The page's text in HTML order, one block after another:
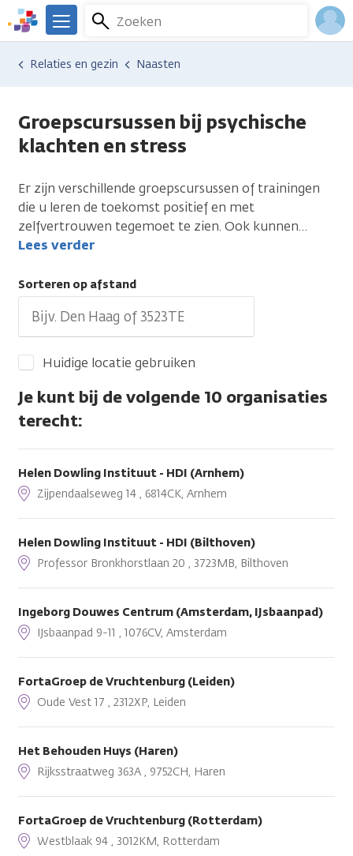
Overslaan
en
naar
We
er
Kanker.nl
Zoeken
Menu
Hulp en ondersteuning
Vind hulp bij kanker
Relaties en gezin Naasten
Groepscursussen bij psychische
klachten en stress
Er zijn verschillende groepscursussen of trainingen
die u leren de toekomst positief en met
zelfvertrouwen tegemoet te zien. Ook kunnen…
Lees verder
Sorteren op afstand
Huidige locatie gebruiken
Je kunt bij de volgende 10 organisaties
terecht:
Helen Dowling Instituut - HDI (Arnhem)
Zijpendaalseweg 14 , 6814CK, Arnhem
Helen Dowling Instituut - HDI (Bilthoven)
Professor Bronkhorstlaan 20 , 3723MB, Bilthoven
Ingeborg Douwes Centrum (Amsterdam, IJsbaanpad)
IJsbaanpad 9-11 , 1076CV, Amsterdam
FortaGroep de Vruchtenburg (Leiden)
Oude Vest 17 , 2312XP, Leiden
Het Behouden Huys (Haren)
Rijksstraatweg 363A , 9752CH, Haren
FortaGroep de Vruchtenburg (Rotterdam)
Westblaak 94 , 3012KM, Rotterdam